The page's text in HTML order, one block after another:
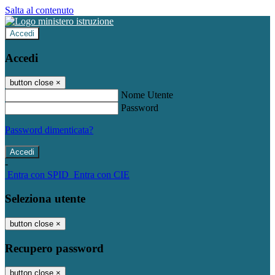
Salta al contenuto
Accedi
Accedi
button close ×
Nome Utente
Password
Password dimenticata?
-
Entra con SPID Entra con CIE
Seleziona utente
button close ×
Recupero password
button close ×